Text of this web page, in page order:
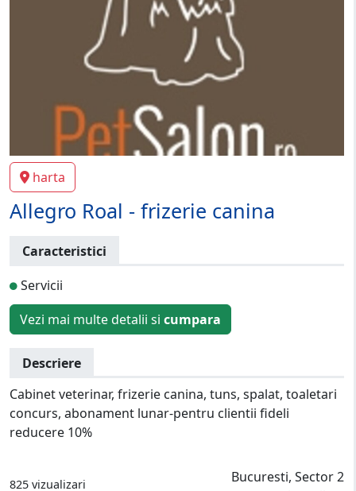
harta
Allegro Roal - frizerie canina
Caracteristici
Servicii
Vezi mai multe detalii si cumpara
Descriere
Cabinet veterinar, frizerie canina, tuns, spalat, toaletari
concurs, abonament lunar-pentru clientii fideli
reducere 10%
825 vizualizari
Bucuresti, Sector 2